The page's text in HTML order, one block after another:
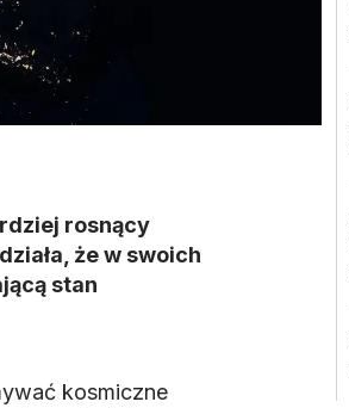
rosnący
że w swoich
stan
kosmiczne